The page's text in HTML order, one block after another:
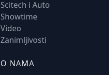
Scitech i Auto
Showtime
Video
Zanimljivosti
O NAMA